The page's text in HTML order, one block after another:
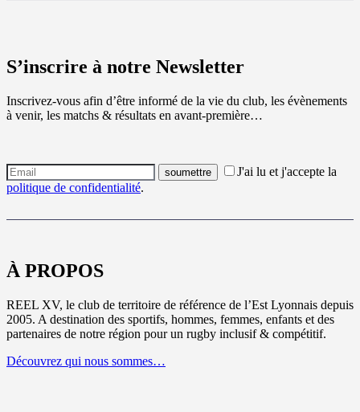
S’inscrire à notre Newsletter
Inscrivez-vous afin d’être informé de la vie du club, les évènements
à venir, les matchs & résultats en avant-première…
J'ai lu et j'accepte la
politique de confidentialité.
À PROPOS
REEL XV, le club de territoire de référence de l’Est Lyonnais depuis
2005. A destination des sportifs, hommes, femmes, enfants et des
partenaires de notre région pour un rugby inclusif & compétitif.
Découvrez qui nous sommes…